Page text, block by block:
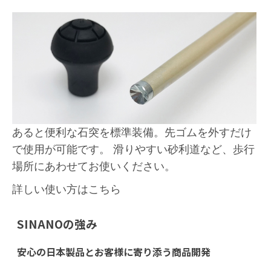
あると便利な石突を標準装備。先ゴムを外すだけ
で使用が可能です。 滑りやすい砂利道など、歩行
場所にあわせてお使いください。
詳しい使い方はこちら